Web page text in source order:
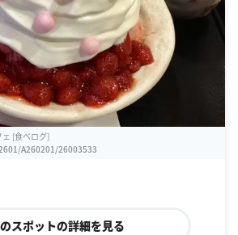
ェ [食べログ]
A260201/26003533
スポットの詳細を見る